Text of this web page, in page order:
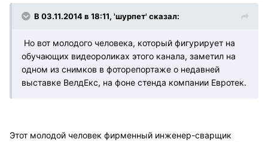
В 03.11.2014 в 18:11, 'шурпет' сказал:
Но вот молодого человека, который фигурирует на
обучающих видеороликах этого канала, заметил на
одном из снимков в фоторепортаже о недавней
выставке ВелдЕкс, на фоне стенда компании Евротек.
Этот молодой человек фирменный инженер-сварщик